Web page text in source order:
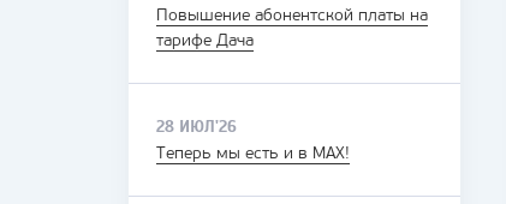
Повышение абонентской платы на
тарифе Дача
28 ИЮЛ'26
Теперь мы есть и в MAX!